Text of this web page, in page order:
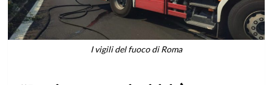
I vigili del fuoco di Roma